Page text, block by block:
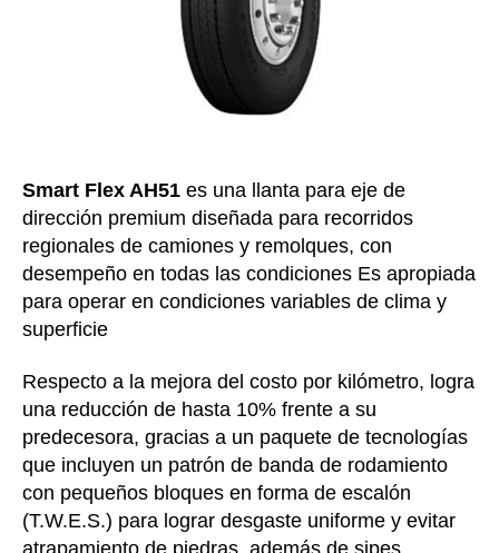
Smart Flex AH51 es una llanta para eje de
dirección premium diseñada para recorridos
regionales de camiones y remolques, con
desempeño en todas las condiciones Es apropiada
para operar en condiciones variables de clima y
superficie
Respecto a la mejora del costo por kilómetro, logra
una reducción de hasta 10% frente a su
predecesora, gracias a un paquete de tecnologías
que incluyen un patrón de banda de rodamiento
con pequeños bloques en forma de escalón
(T.W.E.S.) para lograr desgaste uniforme y evitar